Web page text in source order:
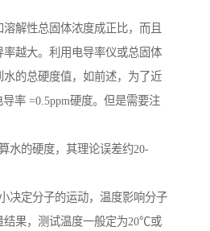
解性总固体浓度成正比，而且
率越大。利用电导率仪或总固体
的总硬度值，如前述，为了近
率 =0.5ppm硬度。但是需要注
水的硬度，其理论误差约20-
决定分子的运动，温度影响分子
结果，测试温度一般定为20℃或